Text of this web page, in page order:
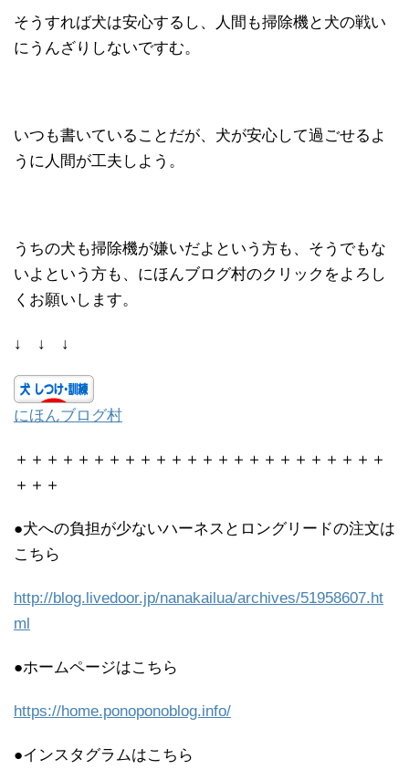
そうすれば犬は安心するし、人間も掃除機と犬の戦い
にうんざりしないですむ。
いつも書いていることだが、犬が安心して過ごせるよ
うに人間が工夫しよう。
うちの犬も掃除機が嫌いだよという方も、そうでもな
いよという方も、にほんブログ村のクリックをよろし
くお願いします。
↓ ↓ ↓
にほんブログ村
＋＋＋＋＋＋＋＋＋＋＋＋＋＋＋＋＋＋＋＋＋＋＋＋
＋＋＋
●犬への負担が少ないハーネスとロングリードの注文は
こちら
http://blog.livedoor.jp/nanakailua/archives/51958607.ht
ml
●ホームページはこちら
https://home.ponoponoblog.info/
●インスタグラムはこちら